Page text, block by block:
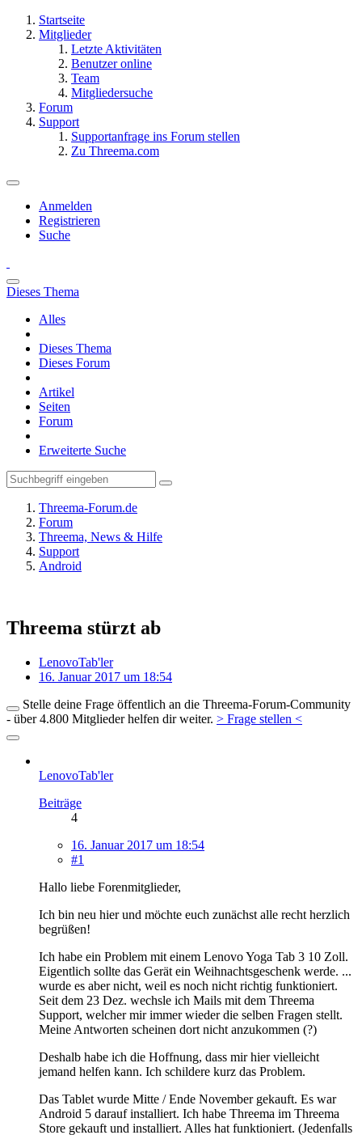
Startseite
Mitglieder
Letzte Aktivitäten
Benutzer online
Team
Mitgliedersuche
Forum
Support
Supportanfrage ins Forum stellen
Zu Threema.com
Anmelden
Registrieren
Suche
Dieses Thema
Alles
Dieses Thema
Dieses Forum
Artikel
Seiten
Forum
Erweiterte Suche
Threema-Forum.de
Forum
Threema, News & Hilfe
Support
Android
Threema stürzt ab
LenovoTab'ler
16. Januar 2017 um 18:54
Stelle deine Frage öffentlich an die Threema-Forum-Community
- über 4.800 Mitglieder helfen dir weiter. > Frage stellen <
LenovoTab'ler
Beiträge
4
16. Januar 2017 um 18:54
#1
Hallo liebe Forenmitglieder,
Ich bin neu hier und möchte euch zunächst alle recht herzlich
begrüßen!
Ich habe ein Problem mit einem Lenovo Yoga Tab 3 10 Zoll.
Eigentlich sollte das Gerät ein Weihnachtsgeschenk werde. ...
wurde es aber nicht, weil es noch nicht richtig funktioniert.
Seit dem 23 Dez. wechsle ich Mails mit dem Threema
Support, welcher mir immer wieder die selben Fragen stellt.
Meine Antworten scheinen dort nicht anzukommen (?)
Deshalb habe ich die Hoffnung, dass mir hier vielleicht
jemand helfen kann. Ich schildere kurz das Problem.
Das Tablet wurde Mitte / Ende November gekauft. Es war
Android 5 darauf installiert. Ich habe Threema im Threema
Store gekauft und installiert. Alles hat funktioniert. (Jedenfalls